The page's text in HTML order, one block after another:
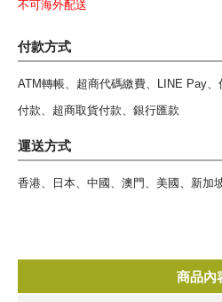
不可海外配送
付款方式
ATM轉帳、超商代碼繳費、LINE Pay
付款、超商取貨付款、銀行匯款
運送方式
香港、日本、中國、澳門、美國、新加
商品內